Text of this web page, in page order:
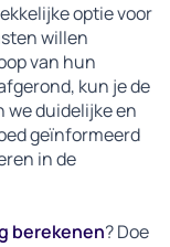
optie voor
willen
van hun
kun je de
we duidelijke en
geïnformeerd
in de
berekenen? Doe